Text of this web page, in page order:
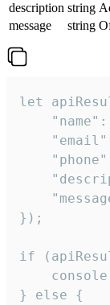
description string
message
string
let
});
if
} else {